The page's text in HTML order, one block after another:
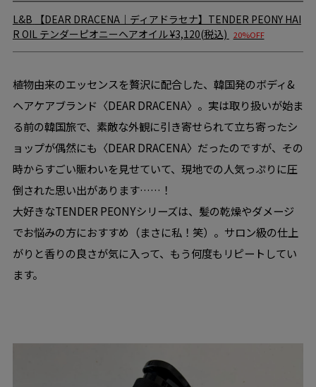
L&B
【DEAR DRACENA｜ディアドラセナ】TENDER PEONY HAI
R OIL テンダーピオニーヘアオイル¥3,120(税込) 20%OFF
植物由来のエッセンスを贅沢に配合した、韓国発のボディ&
ヘアケアブランド〈DEAR DRACENA〉。実は取り扱いが始ま
る前の韓国旅で、素敵な外観に引き寄せられて立ち寄ったシ
ョップが偶然にも〈DEAR DRACENA〉だったのですが、その
時からすごい賑わいを見せていて、現地での人気っぷりに圧
倒された思い出があります……！
大好きなTENDER PEONYシリーズは、髪の乾燥やダメージ
でお悩みの方におすすめ（まさに私！笑）。サロン級の仕上
がりと香りの良さが気に入って、もう何度もリピートしてい
ます。